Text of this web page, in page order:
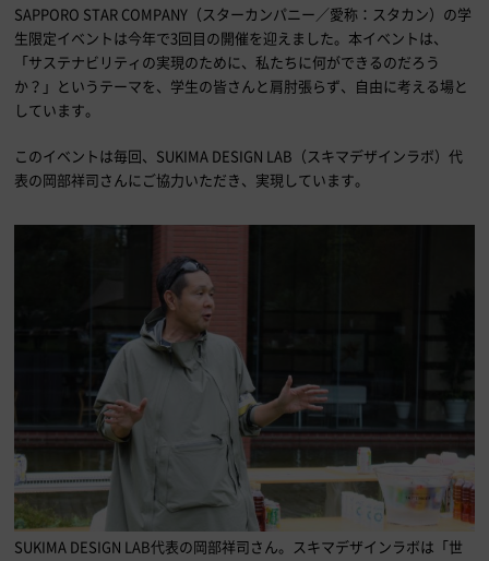
SAPPORO STAR COMPANY（スターカンパニー／愛称：スタカン）の学
生限定イベントは今年で3回目の開催を迎えました。本イベントは、
「サステナビリティの実現のために、私たちに何ができるのだろう
か？」というテーマを、学生の皆さんと肩肘張らず、自由に考える場と
しています。
このイベントは毎回、SUKIMA DESIGN LAB（スキマデザインラボ）代
表の岡部祥司さんにご協力いただき、実現しています。
SUKIMA DESIGN LAB代表の岡部祥司さん。スキマデザインラボは「世